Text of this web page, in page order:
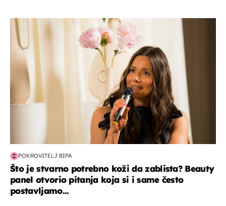
moda & ljepota
POKROVITELJ BIPA
Što je stvarno potrebno koži da zablista? Beauty
panel otvorio pitanja koja si i same često
postavljamo...